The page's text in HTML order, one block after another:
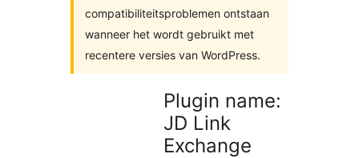
compatibiliteitsproblemen ontstaan
wanneer het wordt gebruikt met
recentere versies van WordPress.
Plugin name:
JD Link
Exchange